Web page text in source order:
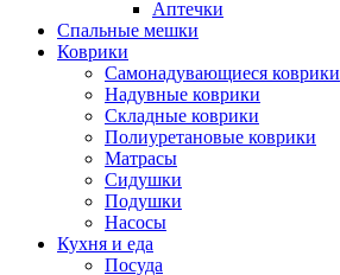
Аптечки
Спальные мешки
Коврики
Самонадувающиеся коврики
Надувные коврики
Складные коврики
Полиуретановые коврики
Матрасы
Сидушки
Подушки
Насосы
Кухня и еда
Посуда